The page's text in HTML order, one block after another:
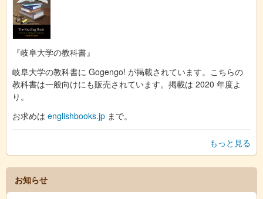
『岐阜大学の教科書』
岐阜大学の教科書に Gogengo! が掲載されています。こちらの
教科書は一般向けにも販売されています。掲載は 2020 年度よ
り。
お求めは englishbooks.jp まで。
もっと見る
お知らせ